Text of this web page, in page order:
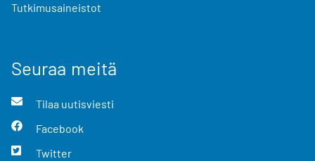
Tutkimusaineistot
Seuraa meitä
Tilaa uutisviesti
Facebook
Twitter